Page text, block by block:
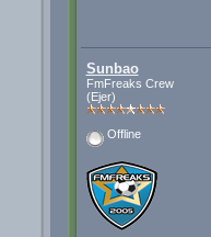
Sunbao
FmFreaks Crew
(Ejer)
Offline